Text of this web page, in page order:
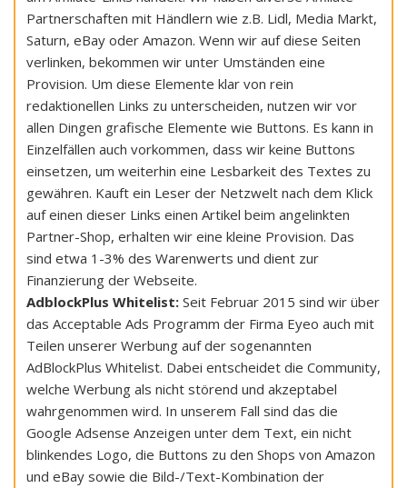
Partnerschaften mit Händlern wie z.B. Lidl, Media Markt,
Saturn, eBay oder Amazon. Wenn wir auf diese Seiten
verlinken, bekommen wir unter Umständen eine
Provision. Um diese Elemente klar von rein
redaktionellen Links zu unterscheiden, nutzen wir vor
allen Dingen grafische Elemente wie Buttons. Es kann in
Einzelfällen auch vorkommen, dass wir keine Buttons
einsetzen, um weiterhin eine Lesbarkeit des Textes zu
gewähren. Kauft ein Leser der Netzwelt nach dem Klick
auf einen dieser Links einen Artikel beim angelinkten
Partner-Shop, erhalten wir eine kleine Provision. Das
sind etwa 1-3% des Warenwerts und dient zur
Finanzierung der Webseite.
AdblockPlus Whitelist: Seit Februar 2015 sind wir über
das Acceptable Ads Programm der Firma Eyeo auch mit
Teilen unserer Werbung auf der sogenannten
AdBlockPlus Whitelist. Dabei entscheidet die Community,
welche Werbung als nicht störend und akzeptabel
wahrgenommen wird. In unserem Fall sind das die
Google Adsense Anzeigen unter dem Text, ein nicht
blinkendes Logo, die Buttons zu den Shops von Amazon
und eBay sowie die Bild-/Text-Kombination der